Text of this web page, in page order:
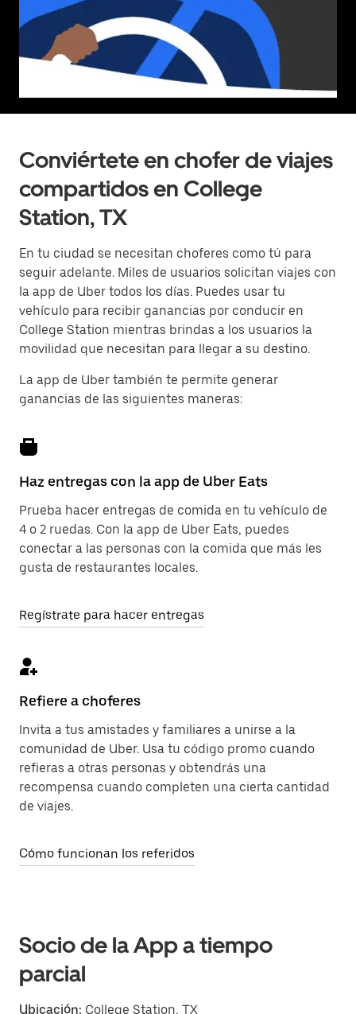
Conviértete en chofer de viajes
compartidos en College
Station, TX
En tu ciudad se necesitan choferes como tú para
seguir adelante. Miles de usuarios solicitan viajes con
la app de Uber todos los días. Puedes usar tu
vehículo para recibir ganancias por conducir en
College Station mientras brindas a los usuarios la
movilidad que necesitan para llegar a su destino.
La app de Uber también te permite generar
ganancias de las siguientes maneras:
Haz entregas con la app de Uber Eats
Prueba hacer entregas de comida en tu vehículo de
4 o 2 ruedas. Con la app de Uber Eats, puedes
conectar a las personas con la comida que más les
gusta de restaurantes locales.
Regístrate para hacer entregas
Refiere a choferes
Invita a tus amistades y familiares a unirse a la
comunidad de Uber. Usa tu código promo cuando
refieras a otras personas y obtendrás una
recompensa cuando completen una cierta cantidad
de viajes.
Cómo funcionan los referidos
Socio de la App a tiempo
parcial
Ubicación: College Station, TX